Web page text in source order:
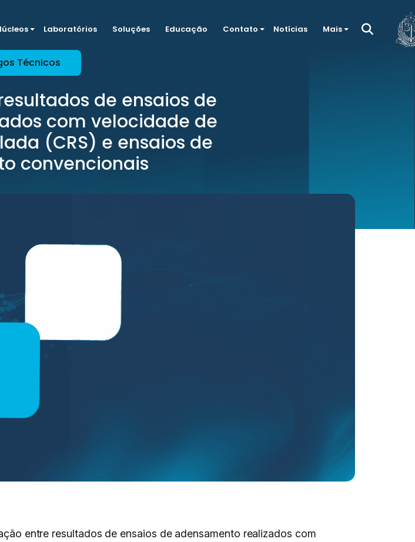
Laboratórios Soluções Educação Contato Notícias Mais
Técnicos
de ensaios de
com velocidade de
(CRS) e ensaios de
convencionais
entre resultados de ensaios de adensamento realizados com